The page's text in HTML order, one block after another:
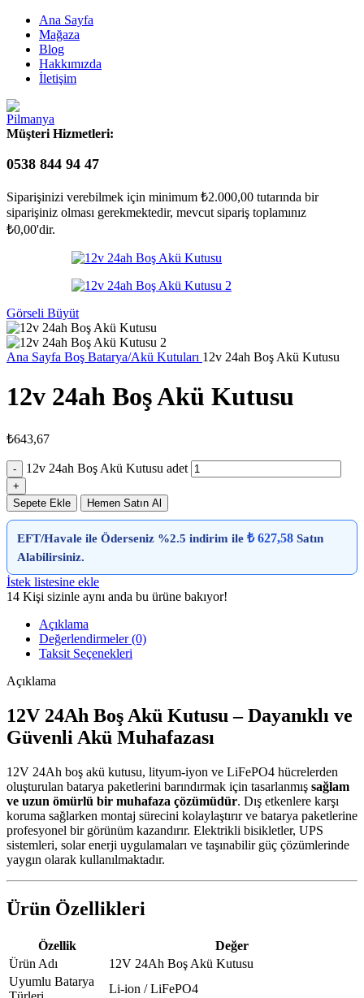
Ana Sayfa
Mağaza
Blog
Hakkımızda
İletişim
Müşteri Hizmetleri:
0538 844 94 47
Siparişinizi verebilmek için minimum ₺2.000,00 tutarında bir
siparişiniz olması gerekmektedir, mevcut sipariş toplamınız
₺0,00'dir.
Görseli Büyüt
Ana Sayfa Boş Batarya/Akü Kutuları 12v 24ah Boş Akü Kutusu
12v 24ah Boş Akü Kutusu
₺643,67
12v 24ah Boş Akü Kutusu adet
Sepete Ekle Hemen Satın Al
EFT/Havale ile Öderseniz %2.5 indirim ile ₺ 627,58 Satın
Alabilirsiniz.
İstek listesine ekle
14 Kişi sizinle aynı anda bu ürüne bakıyor!
Açıklama
Değerlendirmeler (0)
Taksit Seçenekleri
Açıklama
12V 24Ah Boş Akü Kutusu – Dayanıklı ve
Güvenli Akü Muhafazası
12V 24Ah boş akü kutusu, lityum-iyon ve LiFePO4 hücrelerden
oluşturulan batarya paketlerini barındırmak için tasarlanmış sağlam
ve uzun ömürlü bir muhafaza çözümüdür. Dış etkenlere karşı
koruma sağlarken montaj sürecini kolaylaştırır ve batarya paketlerine
profesyonel bir görünüm kazandırır. Elektrikli bisikletler, UPS
sistemleri, solar enerji uygulamaları ve taşınabilir güç çözümlerinde
yaygın olarak kullanılmaktadır.
Ürün Özellikleri
Özellik
Değer
Ürün Adı
12V 24Ah Boş Akü Kutusu
Uyumlu Batarya
Li-ion / LiFePO4